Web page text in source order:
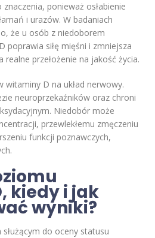
ponieważ osłabienie
i urazów. W badaniach
że u osób z niedoborem
poprawia siłę mięśni i zmniejsza
przełożenie na jakość życia.
witaminy D na układ nerwowy.
neuroprzekaźników oraz chroni
Niedobór może
przewlekłemu zmęczeniu
funkcji poznawczych,
kiedy i jak
wyniki?
do oceny statusu